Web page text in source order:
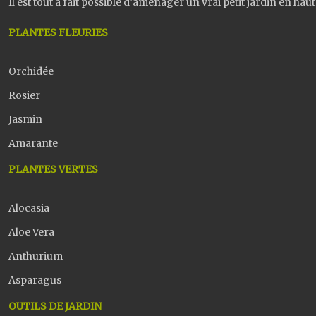
PLANTES FLEURIES
Orchidée
Rosier
Jasmin
Amarante
PLANTES VERTES
Alocasia
Aloe Vera
Anthurium
Asparagus
OUTILS DE JARDIN